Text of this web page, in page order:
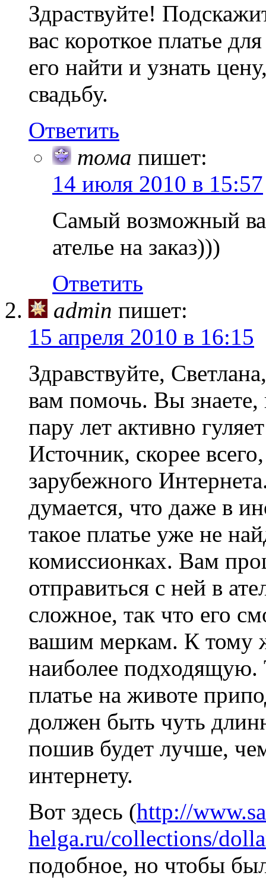
Здраствуйте!
вас короткое платье
его найти и узнать
свадьбу.
Ответить
тома пишет:
14 июля 2010 в 15:57
Самый возможный
ателье на заказ)))
Ответить
admin пишет:
15 апреля 2010 в 16:15
Здравствуйте,
вам помочь. Вы знаете,
пару лет активно
Источник, скорее
зарубежного
думается, что даже в
такое платье уже не
комиссионках. Вам
отправиться с ней в
сложное, так что его
вашим меркам. К тому
наиболее подходящую.
платье на животе
должен быть чуть
пошив будет лучше,
интернету.
Вот здесь (http://
helga.ru/collections/
подобное, но чтобы